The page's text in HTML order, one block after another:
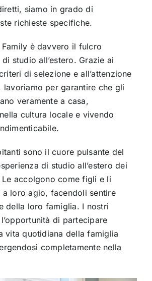
siamo in grado di
richieste specifiche.
è davvero il fulcro
di studio all’estero. Grazie ai
di selezione e all’attenzione
lavoriamo per garantire che gli
veramente a casa,
cultura locale e vivendo
sono il cuore pulsante del
di studio all’estero dei
accolgono come figli e li
a loro agio, facendoli sentire
della loro famiglia. I nostri
di partecipare
vita quotidiana della famiglia
completamente nella